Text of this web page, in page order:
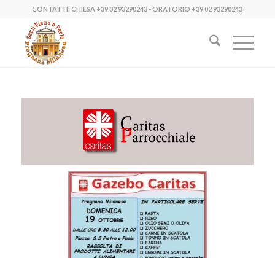
CONTATTI: CHIESA +39 02 93290243 - ORATORIO +39 02 93290243